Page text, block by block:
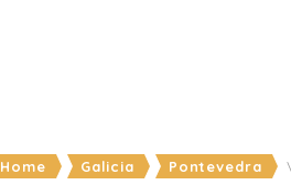
Home Galicia Pontevedra